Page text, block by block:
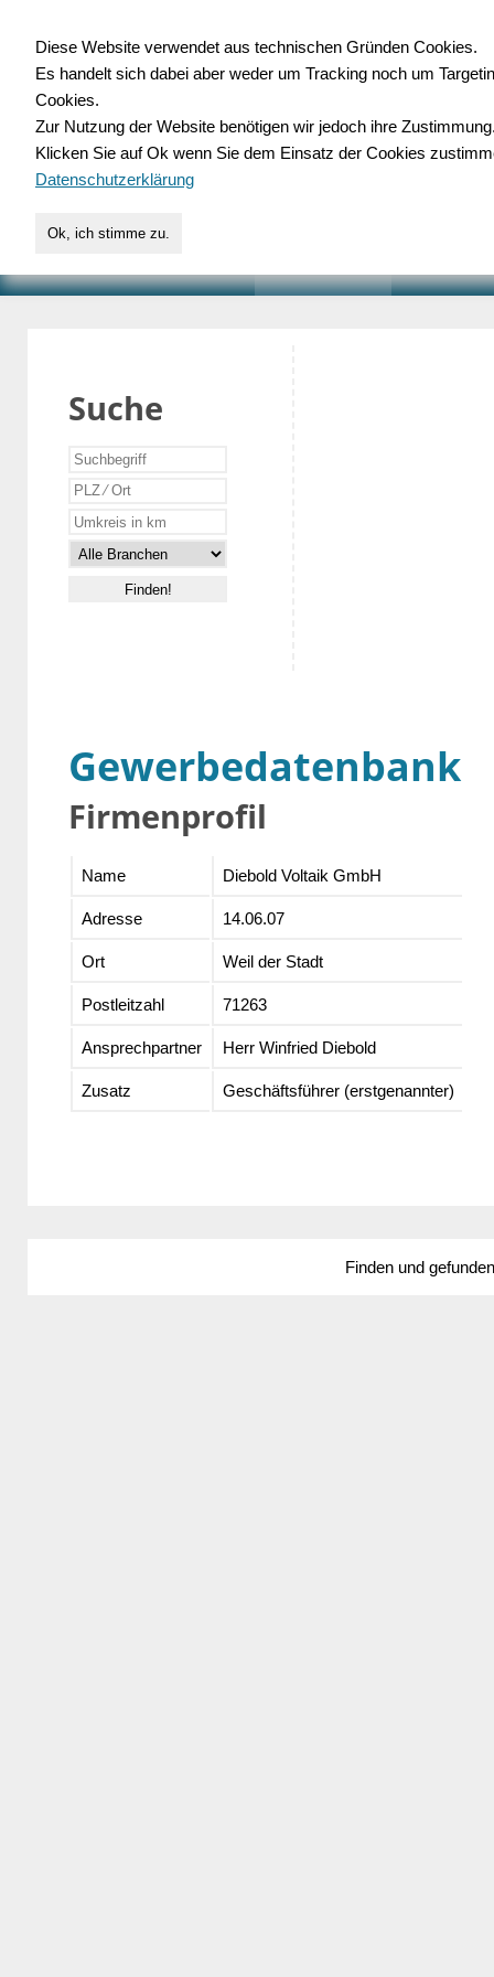
für Handwerk,
Suche
Gewerbedatenbank
Firmenprofil
Name Diebold Voltaik GmbH
Adresse 14.06.07
Ort Weil der Stadt
Postleitzahl 71263
Ansprechpartner Herr Winfried Diebold
Zusatz Geschäftsführer (erstgenannter)
Finden und
Diese Website verwendet aus technischen Gründen Cookies.
Es handelt sich dabei aber weder um Tracking noch um
Cookies.
Zur Nutzung der Website benötigen wir jedoch ihre
Klicken Sie auf Ok wenn Sie dem Einsatz der Cookies
Datenschutzerklärung
Ok, ich stimme zu.